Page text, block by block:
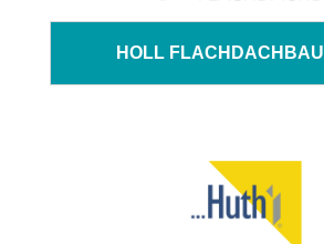
HOLL FLACHDACHBAU